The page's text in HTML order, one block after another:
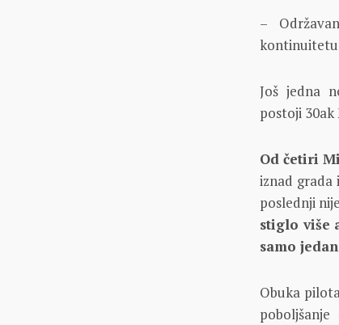
–
Još jedna
postoji
Od četiri
iznad grada
poslednji
stiglo više
samo
Obuka